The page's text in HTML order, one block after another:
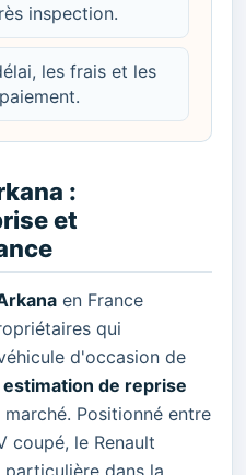
inspection.
les frais et les
:
et
en France
qui
d'occasion de
estimation de reprise
Positionné entre
coupé, le Renault
dans la